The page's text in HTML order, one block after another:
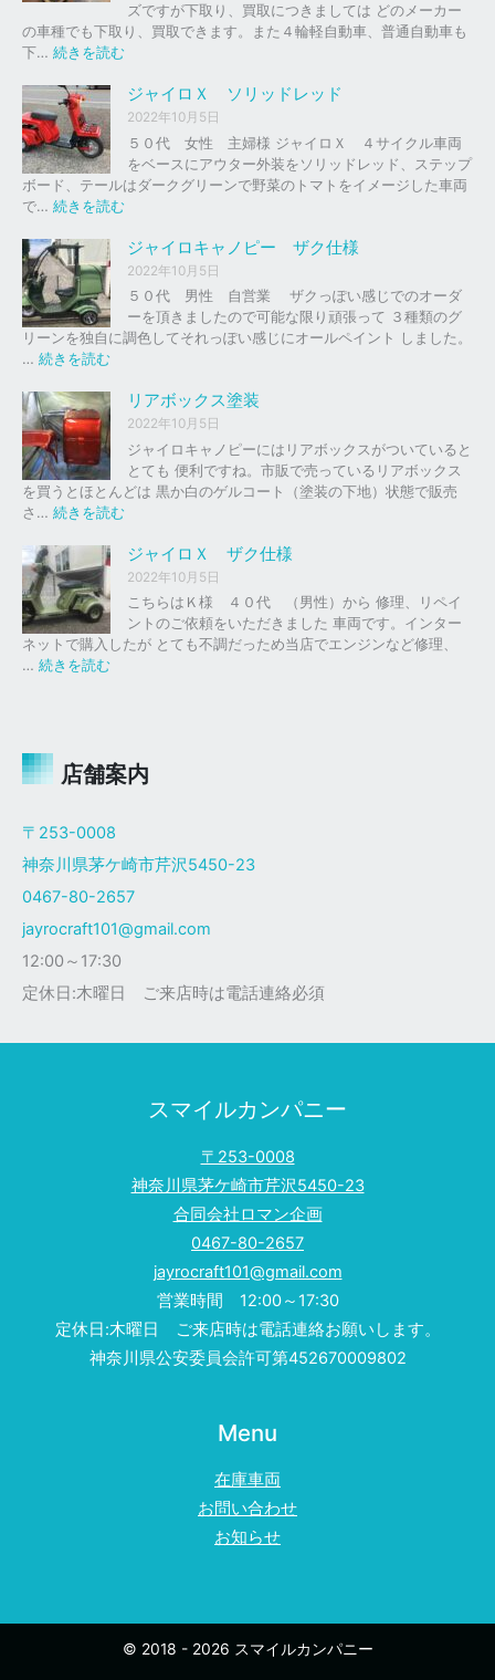
ズですが下取り、買取につきましては どのメーカー
の車種でも下取り、買取できます。また４輪軽自動車、普通自動車も
下… 続きを読む
ャ
イ
ロ
以
外
の
イ
ク
車
下
、
買
取
を
は
ま
し
た
。
ジャイロＸ ソリッドレッド
2022年10月5日
５０代 女性 主婦様 ジャイロＸ ４サイクル車両
をベースにアウター外装をソリッドレッド、ステップ
ボード、テールはダークグリーンで野菜のトマトをイメージした車両
で… 続きを読む
ャ
イ
ロ
ッ
ド
ッ
ド
ジャイロキャノピー ザク仕様
2022年10月5日
５０代 男性 自営業 ザクっぽい感じでのオーダ
ーを頂きましたので可能な限り頑張って ３種類のグ
リーンを独自に調色してそれっぽい感じにオールペイント しました。
… 続きを読む
イ
ロ
キ
ャ
ノ
ピ
ー
ザ
ク
仕
様
リアボックス塗装
2022年10月5日
ジャイロキャノピーにはリアボックスがついていると
とても 便利ですね。市販で売っているリアボックス
を買うとほとんどは 黒か白のゲルコート（塗装の下地）状態で販売
さ… 続きを読む
ア
ボ
ッ
ク
ス
ジャイロＸ ザク仕様
2022年10月5日
こちらはＫ様 ４０代 （男性）から 修理、リペイ
ントのご依頼をいただきました 車両です。インター
ネットで購入したが とても不調だっため当店でエンジンなど修理、
… 続きを読む
Ｘ
ク
様
店舗案内
〒253-0008
神奈川県茅ケ崎市芹沢5450-23
0467-80-2657
jayrocraft101@gmail.com
12:00～17:30
定休日:木曜日 ご来店時は電話連絡必須
スマイルカンパニー
〒253-0008
神奈川県茅ケ崎市芹沢5450-23
合同会社ロマン企画
0467-80-2657
jayrocraft101@gmail.com
営業時間 12:00～17:30
定休日:木曜日 ご来店時は電話連絡お願いします。
神奈川県公安委員会許可第452670009802
Menu
在庫車両
お問い合わせ
お知らせ
© 2018 - 2026 スマイルカンパニー